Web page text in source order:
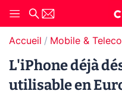
Accueil Mobile &
L'iPhone déjà
utilisable en